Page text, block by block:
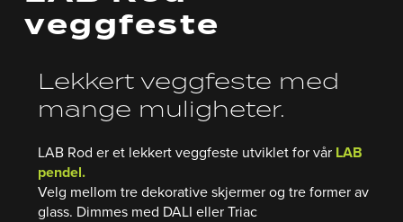
veggfeste
Lekkert veggfeste med
mange muligheter.
LAB Rod er et lekkert veggfeste utviklet for vår LAB
pendel.
Velg mellom tre dekorative skjermer og tre former av
glass. Dimmes med DALI eller Triac